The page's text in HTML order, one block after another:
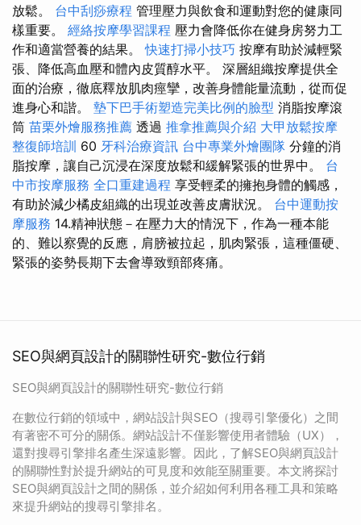
放鬆。 台中刮痧療程 管理壓力與飲食和運動對您的健康同
樣重要。 經絡按摩學習課程 壓力會降低你在健身房努力工
作和適當營養的結果。快速打掃小技巧 按摩有助於減輕緊
張、降低高血壓和體內皮質醇水平。 深層組織按摩提供全
面的治療，徹底釋放肌肉痙攣，改善身體能量流動，從而促
進身心和諧。 墊下巴手術塑造完美比例的臉型 消脂按摩滾
筒 苗栗外燴服務推薦 透過 推拿推薦與介紹 大甲放鬆按摩
整復師培訓 60 牙科治療資訊 台中專業外燴團隊 分鐘的消
脂按摩，讓自己沉浸在深度放鬆和緩解緊張的世界中。 台
中市按摩服務 全口重建過程 享受輕柔的擁抱身體的觸感，
有助於減少橘皮組織的出現並改善皮膚狀況。 台中運動按
摩服務 14.精神狀態－在壓力大的情況下，作為一種本能
的、難以察覺的反應，肩膀被拉起，肌肉緊張，這種僵硬、
緊張的姿勢長期下去會導致頸部疼痛。
SEO與網頁設計的關聯性研究-數位行銷
SEO與網頁設計的關聯性研究-數位行銷
在數位行銷的領域中，網站設計與SEO（搜尋引擎優化）之間
有著密不可分的關係。網站設計不僅影響使用者體驗（UX），
還對搜尋引擎排名產生深遠影響。因此，了解SEO與網頁設計
的關聯性對於提升網站的可見度和效能至關重要。本文將探討
SEO與網頁設計之間的關係，並介紹如何利用各種工具和策略
來提升網站的搜尋引擎排名。